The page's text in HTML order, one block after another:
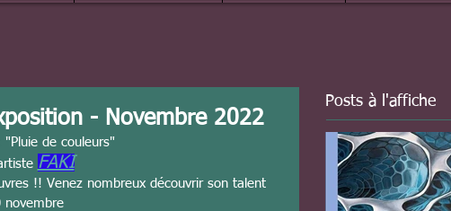
- Novembre 2022
de couleurs"
FAKI
!! Venez nombreux découvrir son talent
novembre
Posts à l'affiche